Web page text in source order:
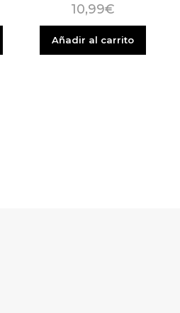
10,99€
Añadir al carrito